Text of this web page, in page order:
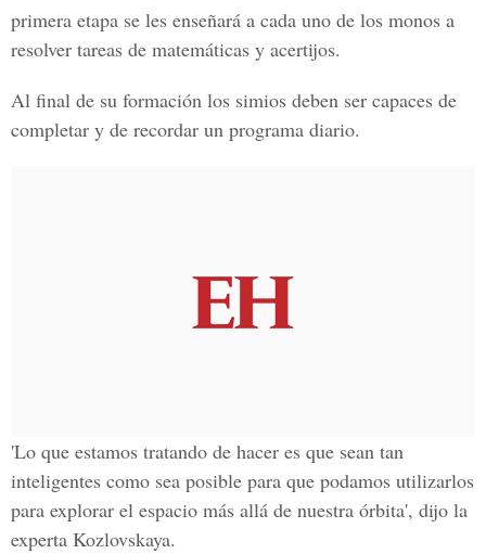
primera etapa se les enseñará a cada uno de los monos a
resolver tareas de matemáticas y acertijos.
Al final de su formación los simios deben ser capaces de
completar y de recordar un programa diario.
'Lo que estamos tratando de hacer es que sean tan
inteligentes como sea posible para que podamos utilizarlos
para explorar el espacio más allá de nuestra órbita', dijo la
experta Kozlovskaya.